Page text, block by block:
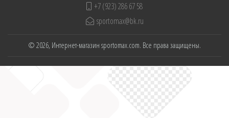
+7 (923) 286 67 58
sportomax@bk.ru
© 2026, Интернет-магазин sportomax.com. Все права защищены.